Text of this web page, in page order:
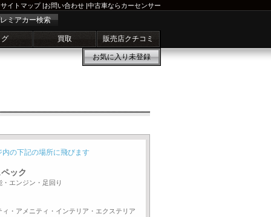
サイトマップ|お問い合わせ |中古車ならカーセンサー
ミアカー検索
買取 販売店クチコミ
お気に入り未登録
内の下記の場所に飛びます
ック
・エンジン・足回り
ィ・アメニティ・インテリア・エクステリア